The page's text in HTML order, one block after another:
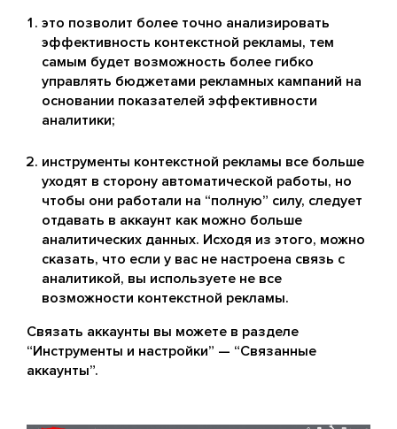
это позволит более точно анализировать
эффективность контекстной рекламы, тем
самым будет возможность более гибко
управлять бюджетами рекламных кампаний на
основании показателей эффективности
аналитики;
инструменты контекстной рекламы все больше
уходят в сторону автоматической работы, но
чтобы они работали на “полную” силу, следует
отдавать в аккаунт как можно больше
аналитических данных. Исходя из этого, можно
сказать, что если у вас не настроена связь с
аналитикой, вы используете не все
возможности контекстной рекламы.
Связать аккаунты вы можете в разделе
“Инструменты и настройки” — “Связанные
аккаунты”.